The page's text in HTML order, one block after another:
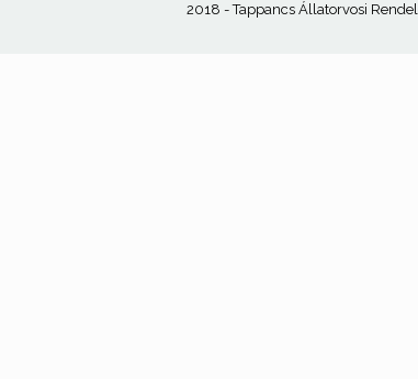
2018 - Tappancs Állatorvosi